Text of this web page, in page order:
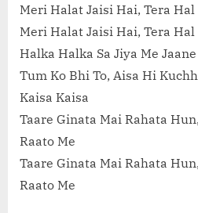
Meri Halat Jaisi Hai, Tera
Meri Halat Jaisi Hai, Tera
Halka Halka Sa Jiya Me
Tum Ko Bhi To, Aisa Hi
Kaisa Kaisa
Taare Ginata Mai Rahata
Raato Me
Taare Ginata Mai Rahata
Raato Me